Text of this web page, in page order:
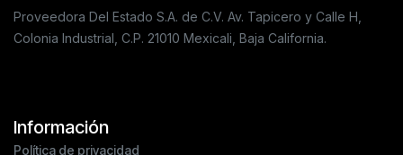
Proveedora Del Estado S.A. de C.V. Av. Tapicero y Calle H,
Colonia Industrial, C.P. 21010 Mexicali, Baja California.
Información
Política de privacidad